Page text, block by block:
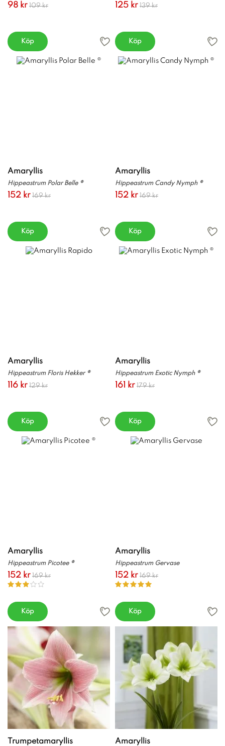
98 kr 109 kr
Köp
125 kr 139 kr
Köp
Amaryllis
Hippeastrum Polar Belle ®
152 kr 169 kr
Köp
Amaryllis
Hippeastrum Candy Nymph ®
152 kr 169 kr
Köp
Amaryllis
Hippeastrum Floris Hekker ®
116 kr 129 kr
Köp
Amaryllis
Hippeastrum Exotic Nymph ®
161 kr 179 kr
Köp
Amaryllis
Hippeastrum Picotee ®
152 kr 169 kr
Köp
Amaryllis
Hippeastrum Gervase
152 kr 169 kr
Köp
Trumpetamaryllis Amaryllis